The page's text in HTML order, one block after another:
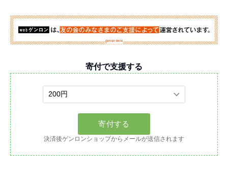
寄付で支援する
決済後ゲンロンショップからメールが送信されます